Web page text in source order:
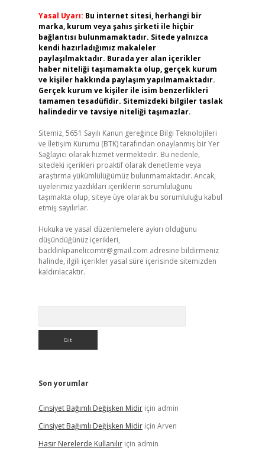
Yasal Uyarı: Bu internet sitesi, herhangi bir
marka, kurum veya şahıs şirketi ile hiçbir
bağlantısı bulunmamaktadır. Sitede yalnızca
kendi hazırladığımız makaleler
paylaşılmaktadır. Burada yer alan içerikler
haber niteliği taşımamakta olup, gerçek kurum
ve kişiler hakkında paylaşım yapılmamaktadır.
Gerçek kurum ve kişiler ile isim benzerlikleri
tamamen tesadüfidir. Sitemizdeki bilgiler taslak
halindedir ve tavsiye niteliği taşımazlar.
Sitemiz, 5651 Sayılı Kanun gereğince Bilgi Teknolojileri
ve İletişim Kurumu (BTK) tarafından onaylanmış bir Yer
Sağlayıcı olarak hizmet vermektedir. Bu nedenle,
sitedeki içerikleri proaktif olarak denetleme veya
araştırma yükümlülüğümüz bulunmamaktadır. Ancak,
üyelerimiz yazdıkları içeriklerin sorumluluğunu
taşımakta olup, siteye üye olarak bu sorumluluğu kabul
etmiş sayılırlar.
Hukuka ve yasal düzenlemelere aykırı olduğunu
düşündüğünüz içerikleri,
backlinkpanelicomtr@gmail.com adresine bildirmeniz
halinde, ilgili içerikler yasal süre içerisinde sitemizden
kaldırılacaktır.
Son yorumlar
Cinsiyet Bağımlı Değişken Midiriçin admin
Cinsiyet Bağımlı Değişken Midiriçin Arven
Hasır Nerelerde Kullanılıriçin admin